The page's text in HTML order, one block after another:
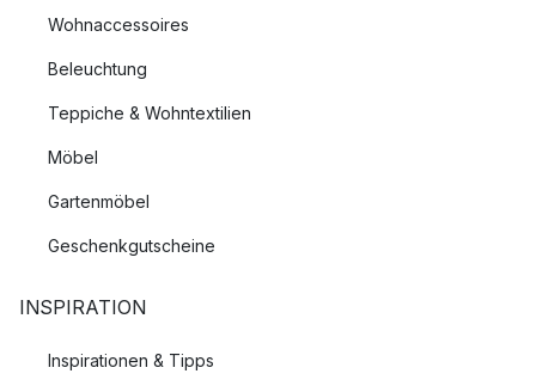
Wohnaccessoires
Beleuchtung
Teppiche & Wohntextilien
Möbel
Gartenmöbel
Geschenkgutscheine
INSPIRATION
Inspirationen & Tipps